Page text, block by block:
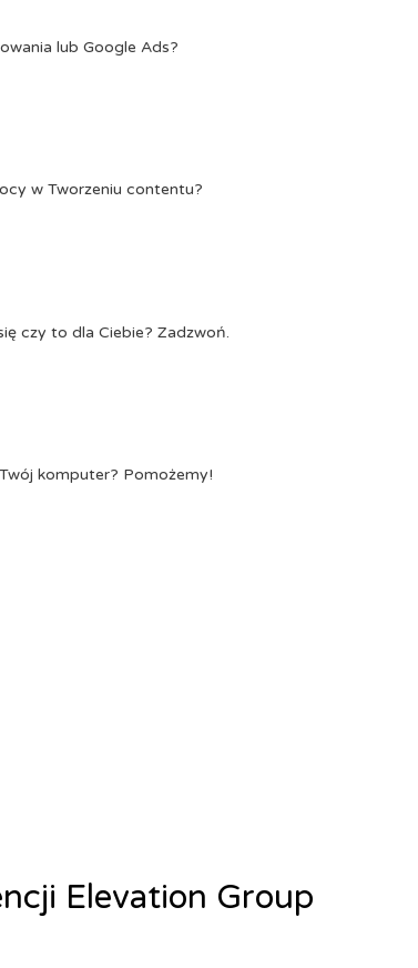
lub Google Ads?
w Tworzeniu contentu?
czy to dla Ciebie? Zadzwoń.
komputer? Pomożemy!
Elevation Group